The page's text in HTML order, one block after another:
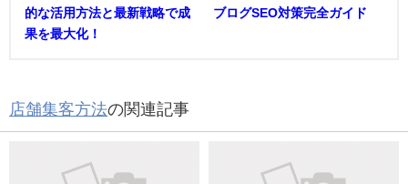
的な活用方法と最新戦略で成
果を最大化！
ブログSEO対策完全ガイド
店舗集客方法の関連記事